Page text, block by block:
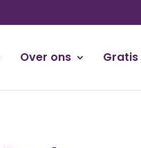
Over ons Gratis